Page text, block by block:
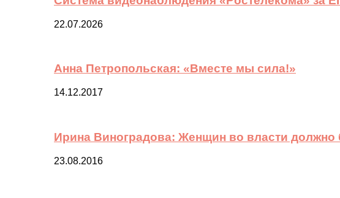
22.07.2026
Анна Петропольская: «Вместе мы сила!»
14.12.2017
Ирина Виноградова: Женщин во власти
23.08.2016